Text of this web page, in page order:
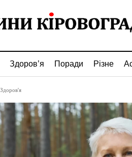
Здоров’я Поради Різне
Здоров'я